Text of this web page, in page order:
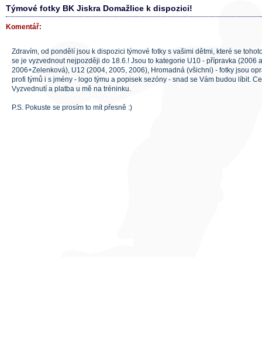
Týmové fotky BK Jiskra Domažlice k dispozici!
Komentář:
Zdravím, od pondělí jsou k dispozici týmové fotky s vašimi dětmi, které se
se je vyzvednout nejpozději do 18.6.! Jsou to kategorie U10 - přípravka (2006
2006+Zelenková), U12 (2004, 2005, 2006), Hromadná (všichni) - fotky jsou
profi týmů i s jmény - logo týmu a popisek sezóny - snad se Vám budou líbit.
Vyzvednutí a platba u mě na tréninku.
P.S. Pokuste se prosím to mít přesně :)